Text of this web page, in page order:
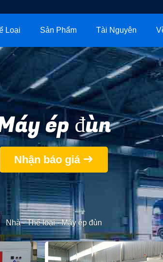
Loại Sản Phẩm Tài Nguyên
ép đùn
Nhận báo giá
Nhà-Thể loại-Máy ép đùn